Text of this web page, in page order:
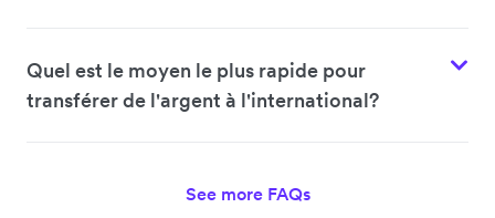
Quel est le moyen le plus rapide pour
transférer de l'argent à l'international?
See more FAQs